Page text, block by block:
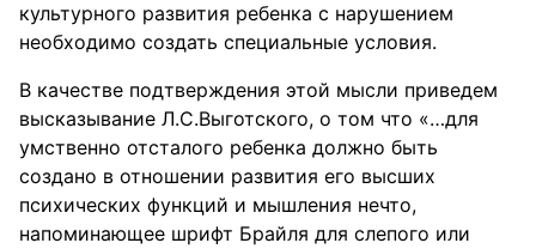
культурного развития ребенка с нарушением
необходимо создать специальные условия.
В качестве подтверждения этой мысли приведем
высказывание Л.С.Выготского, о том что «…для
умственно отсталого ребенка должно быть
создано в отношении развития его высших
психических функций и мышления нечто,
напоминающее шрифт Брайля для слепого или